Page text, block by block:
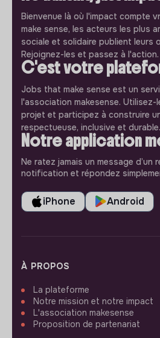
Bienvenue là où l'impact compte
make sense, les acteurs les plus
sociale et solidaire publient leurs
Rejoignez-les et passez à l'action.
C'est votre
Jobs that make sense est un
l'association makesense.
projet et participez à construire
respectueuse, inclusive et durable.
Notre application
Ne ratez jamais un message d’un
notification et répondez
iPhone Android
À PROPOS
La plateforme
Notre mission et notre impact
L'association makesense
Proposition de partenariat